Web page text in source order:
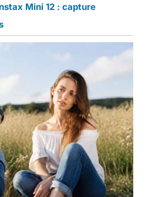
Mini 12 : capture